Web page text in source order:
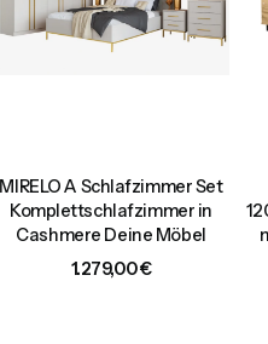
MIRELO A Schlafzimmer Set
Komplettschlafzimmer in
Cashmere Deine Möbel
Preis
1.279,00 €